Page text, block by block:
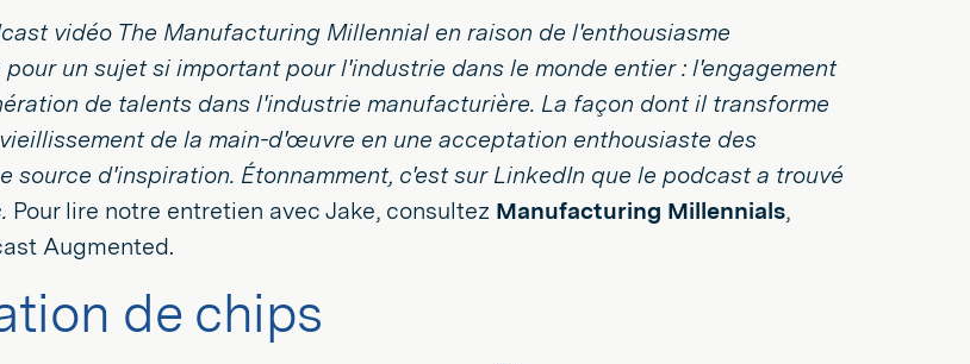
vidéo The Manufacturing Millennial en raison de l'enthousiasme
un sujet si important pour l'industrie dans le monde entier : l'engagement
de talents dans l'industrie manufacturière. La façon dont il transforme
de la main-d'œuvre en une acceptation enthousiaste des
source d'inspiration. Étonnamment, c'est sur LinkedIn que le podcast a trouvé
Pour lire notre entretien avec Jake, consultez Manufacturing Millennials,
Augmented.
de chips